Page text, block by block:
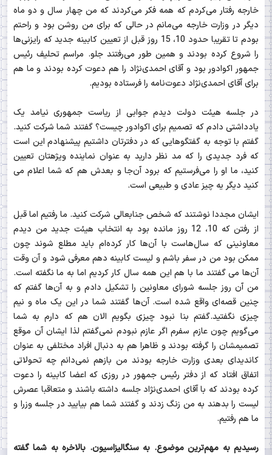
خارجه رفتار می‌کردم که همه فکر می‌کردند که من چهار سال و دو ماه
دیگر در وزارت خارجه می‌مانم در حالی که برای من روشن بود و راحتم
بودم تا تقریبا حدود 10، 15 روز قبل از تعیین کابینه جدید که رایزنی‌ها
را شروع کرده بودند و همین‌ طور می‌رفتند جلو. مراسم تحلیف رئیس
جمهور اکوادور بود و آقای احمدی‌نژاد را هم دعوت کرده بودند و ما هم
برای آقای احمدی‌نژاد دعوت‌نامه را فرستاده بودیم.
در جلسه هیئت دولت دیدم جوابی از ریاست جمهوری نیامد یک
یادداشتی دادم که تصمیم برای اکوادور چیست؟ گفتند شما شرکت کنید.
گفتم با توجه به گفتگوهایی که در دفترتان داشتیم پیشنهادم این است
که فرد جدیدی را که مد نظر دارید به عنوان نماینده ویژه‎تان تعیین
کنید، ما او را می‌فرستیم که برود آن‌جا و بعدش هم که شما اعلام می
کنید دیگر یه چیز عادی و طبیعی است.
ایشان مجددا نوشتند که شخص جنابعالی شرکت کنید. ما رفتیم اما قبل
از رفتن که 10، 12 روز مانده بود به انتخاب هیئت جدید من دیدم
معاونینی که سال‌هاست با آن‌ها کار کرده‌ام باید مطلع شوند چون
ممکن بود من در سفر باشم و لیست کابینه دهم معرفی شود و آن وقت
آن‌ها می گفتند ما با هم این همه سال کار کردیم اما به ما نگفته است.
من آن روز جلسه شورای معاونین را تشکیل دادم و به آن‌ها گفتم که
چنین قصه‌ای واقع شده است. آن‌ها گفتند شما در این یک ماه و نیم
چیزی نگفتید.گفتم بنا نبود چیزی بگویم الان هم که دارم به شما
می‌گویم چون عازم سفرم اگر عازم نبودم نمی‌گفتم لذا ایشان آن موقع
تصمیمشان را گرفته بودند و ظاهرا هم به دنبال افراد مختلفی به عنوان
کاندیدای بعدی وزارت خارجه بودند من بازهم نمی‌دانم چه تحولاتی
اتفاق افتاد که از دفتر رئیس جمهور در روزی که اعضا کابینه را دعوت
کرده بودند که با آقای احمدی‌نژاد جلسه داشته باشند و متعاقبا عصرش
لیست را بدهند به من زنگ زدند و گفتند شما هم بیایید در جلسه وزرا و
ما هم رفتیم.
رسیدیم به مهم‌ترین موضوع. به سنگالیزاسیون. بالاخره به شما گفته